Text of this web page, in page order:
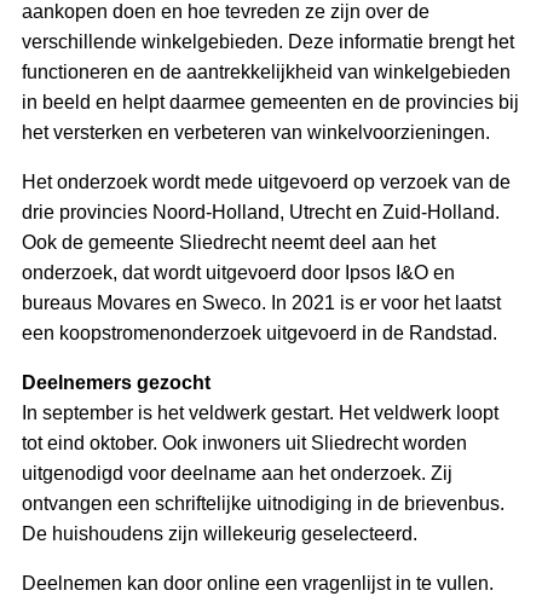
aankopen doen en hoe tevreden ze zijn over de
verschillende winkelgebieden. Deze informatie brengt het
functioneren en de aantrekkelijkheid van winkelgebieden
in beeld en helpt daarmee gemeenten en de provincies bij
het versterken en verbeteren van winkelvoorzieningen.
Het onderzoek wordt mede uitgevoerd op verzoek van de
drie provincies Noord-Holland, Utrecht en Zuid-Holland.
Ook de gemeente Sliedrecht neemt deel aan het
onderzoek, dat wordt uitgevoerd door Ipsos I&O en
bureaus Movares en Sweco. In 2021 is er voor het laatst
een koopstromenonderzoek uitgevoerd in de Randstad.
Deelnemers gezocht
In september is het veldwerk gestart. Het veldwerk loopt
tot eind oktober. Ook inwoners uit Sliedrecht worden
uitgenodigd voor deelname aan het onderzoek. Zij
ontvangen een schriftelijke uitnodiging in de brievenbus.
De huishoudens zijn willekeurig geselecteerd.
Deelnemen kan door online een vragenlijst in te vullen.